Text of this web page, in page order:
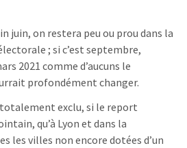
juin, on restera peu ou prou dans la
; si c’est septembre,
2021 comme d’aucuns le
profondément changer.
totalement exclu, si le report
qu’à Lyon et dans la
les villes non encore dotées d’un